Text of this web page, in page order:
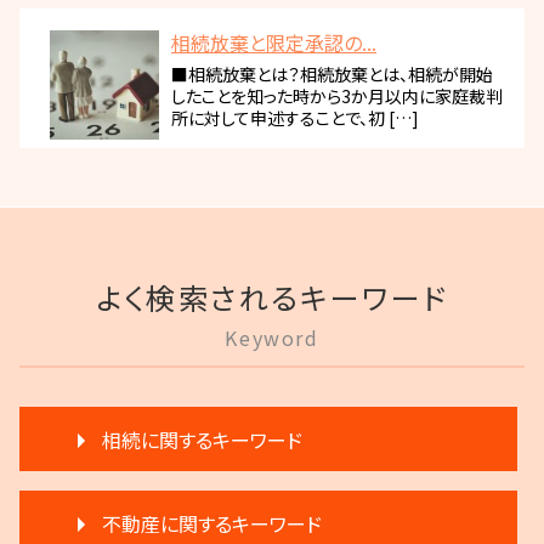
相続放棄と限定承認の...
■相続放棄とは？相続放棄とは、相続が開始
したことを知った時から3か月以内に家庭裁判
所に対して申述することで、初 […]
よく検索されるキーワード
Keyword
相続に関するキーワード
遺言 執行 流れ
不動産に関するキーワード